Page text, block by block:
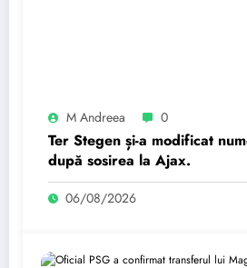
M Andreea 0
Ter Stegen și-a modificat
după sosirea la Ajax.
06/08/2026